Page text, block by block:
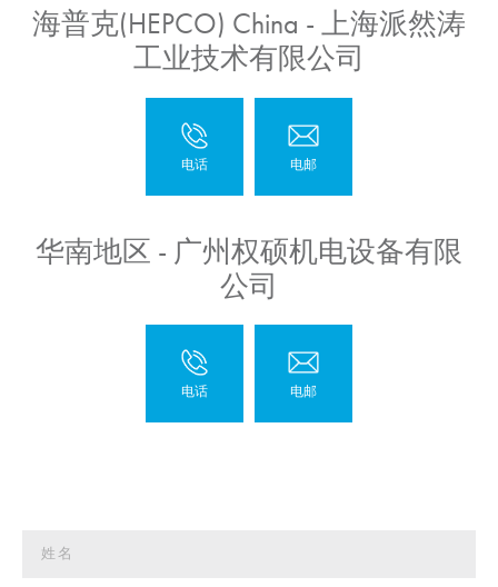
海普克(HEPCO) China - 上海派然涛
工业技术有限公司
华南地区 - 广州权硕机电设备有限
公司